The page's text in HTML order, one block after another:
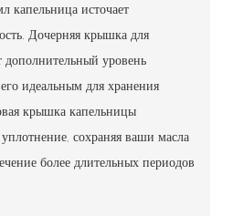
капельница источает
Дочерняя крышка для
дополнительный уровень
идеальным для хранения
крышка капельницы
сохраняя ваши масла
более длительных периодов